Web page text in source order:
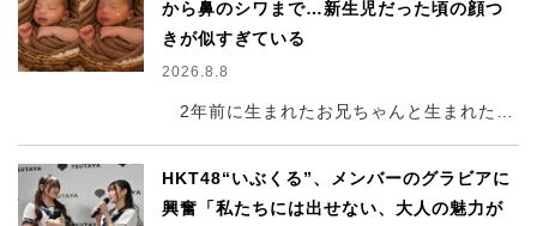
から鼻のシワまで…新生児だった頃の顔つ
きが似すぎている
2026.8.8
HKT48“いぶくる”、メンバーのグラビアに
興奮「私たちには出せない、大人の魅力が